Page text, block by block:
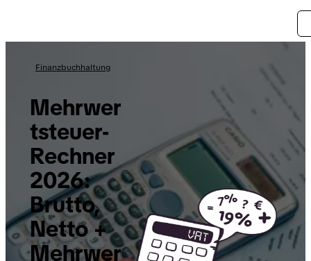
Finanzbuchhaltung
Mehrwer
tsteuer-
Rechner
2026:
Brutto,
Netto +
Mehrwer